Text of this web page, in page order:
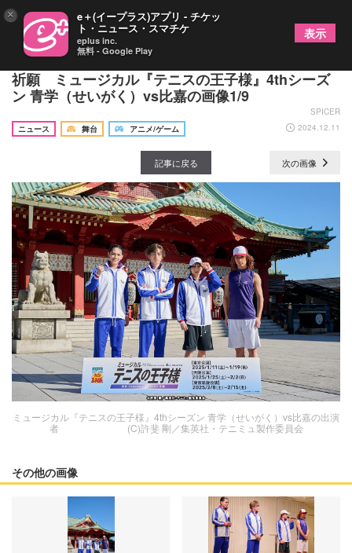
越前リョーマ役の竹内雄大らが神田明神にてヒット
祈願 ミュージカル『テニスの王子様』4thシーズ
ン 青学（せいがく）vs比嘉の画像1/9
SPICER
ニュース
舞台 アニメ/ゲーム 2024.12.11
記事に戻る 次の画像
ミュージカル『テニスの王子様』4thシーズン 青学（せいがく）vs比嘉の出演
者 (C)許斐 剛／集英社・テニミュ製作委員会
その他の画像
× e＋(イープラス)アプリ - チケッ
ト・ニュース・スマチケ
eplus inc.
無料 - Google Play
表示